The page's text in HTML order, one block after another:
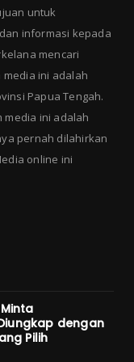
untuk
informasi kepada
mencari
media ini adalah
Papua Tengah.
media ini adalah
pernah dilahirkan
online ini
dengan
Pilih